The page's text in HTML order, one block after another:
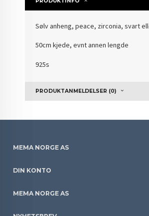
Sølv anheng, peace, zirconia, svart
50cm kjede, evnt annen lengde
925s
PRODUKTANMELDELSER (0)
MEMA NORGE AS
DIN KONTO
MEMA NORGE AS